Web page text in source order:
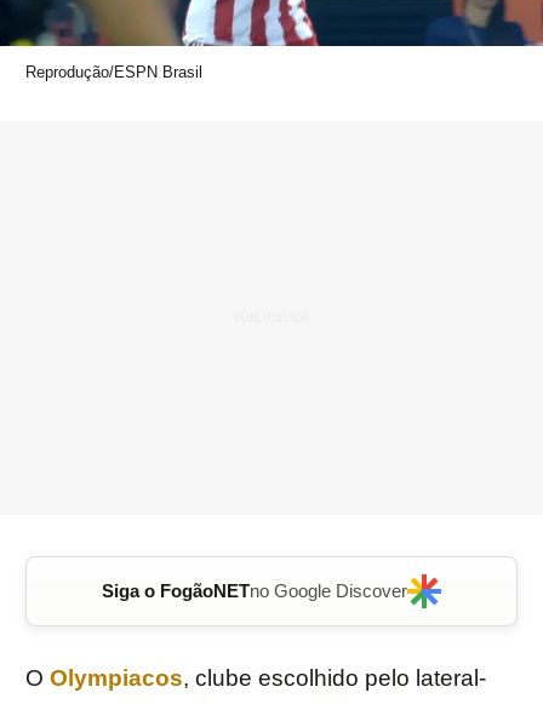
Reprodução/ESPN Brasil
Siga o FogãoNETno Google Discover
O Olympiacos, clube escolhido pelo lateral-